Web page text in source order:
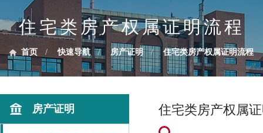
住宅类房产权属证明流程
首页 / 快速导航 / 房产证明 / 住宅类房产权属证明流程
房产证明 住宅类房产权属